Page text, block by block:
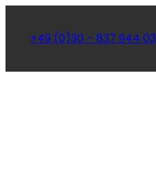
+49 (0)30 – 837 944 03